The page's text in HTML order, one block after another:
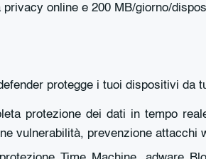
online e 200 MB/giorno/
protegge i tuoi dispositivi da
protezione dei dati in tempo
vulnerabilità, prevenzione